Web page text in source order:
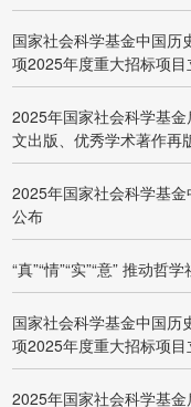
国家社会科学基金中国历
项2025年度重大招标项
2025年国家社会科学基
文出版、优秀学术著作再
2025年国家社会科学基
公布
“真”“情”“实”“意” 推动哲
国家社会科学基金中国历
项2025年度重大招标项
2025年国家社会科学基